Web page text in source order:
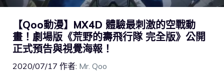
【Qoo動漫】MX4D 體驗最刺激的空戰動
畫！劇場版《荒野的壽飛行隊 完全版》公開
正式預告與視覺海報！
2020/07/17 作者: Mr. Qoo